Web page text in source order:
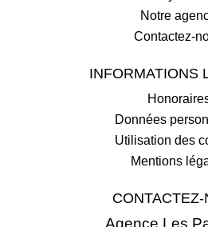
Notre
Contactez-
INFORMATIONS
Données
Utilisation des
Mentions
CONTACTEZ-
Agence Les